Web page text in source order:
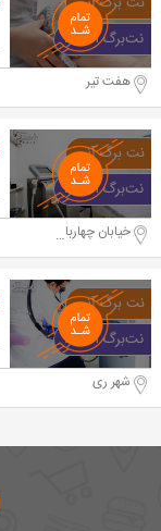
هفت تیر
خیابان چهارباغ خواجو
شهر ری